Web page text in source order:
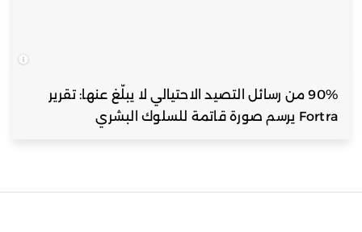
90% من رسائل التصيد الاحتيالي لا يبلّغ عنها: تقرير
Fortra يرسم صورة قاتمة للسلوك البشري